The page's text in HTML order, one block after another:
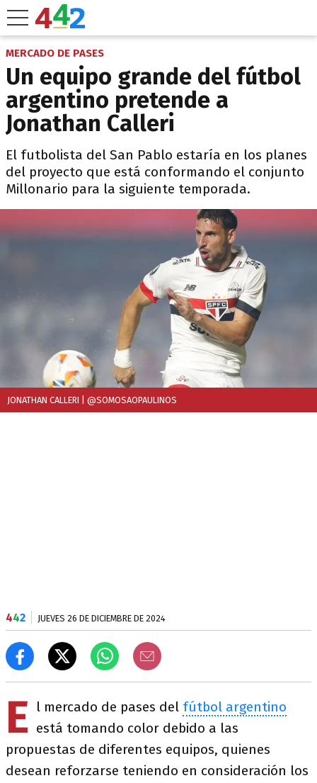
MERCADO DE PASES
Un equipo grande del fútbol
argentino pretende a
Jonathan Calleri
El futbolista del San Pablo estaría en los planes
del proyecto que está conformando el conjunto
Millonario para la siguiente temporada.
JONATHAN CALLERI | @SOMOSAOPAULINOS
442 JUEVES 26 DE DICIEMBRE DE 2024
E l mercado de pases del fútbol argentino
está tomando color debido a las
propuestas de diferentes equipos, quienes
desean reforzarse teniendo en consideración los